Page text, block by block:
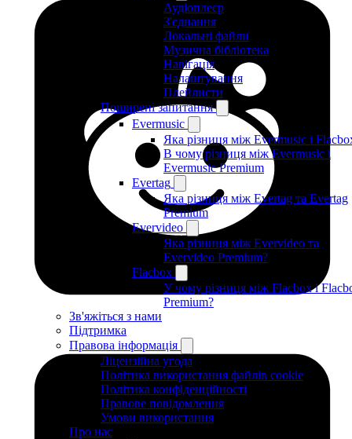
Аудіоплеєр
З'єднання
Локальні файли
Музична бібліотека
Навігація
Налаштування
Плейлисти
Поширені запитання
Evermusic
Яка різниця між Evermusic і
В чому різниця між Evermusic і
Evermusic Premium
Evertag
Яка різниця між Evertag та Evertag
Premium
Evervideo
Яка різниця між Evervideo та
Evervideo Premium?
Flacbox
У чому різниця між Flacbox і
Premium?
Зв'яжіться з нами
Підтримка
Правова інформація
Ліцензійна угода
Політика використання файлів cookie
Політика конфіденційності
Правове повідомлення
Умови використання
Про нас